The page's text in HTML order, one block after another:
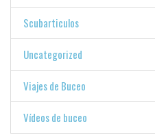
Scubarticulos
Uncategorized
Viajes de Buceo
Vídeos de buceo